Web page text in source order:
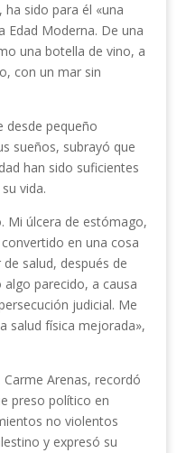
sido para él «una
Edad Moderna. De una
una botella de vino, a
con un mar sin
desde pequeño
sueños, subrayó que
han sido suficientes
vida.
Mi úlcera de estómago,
en una cosa
salud, después de
parecido, a causa
judicial. Me
salud física mejorada»,
Arenas, recordó
preso político en
no violentos
y expresó su